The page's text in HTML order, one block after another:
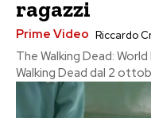
ragazzi
Prime Video Riccardo
The Walking Dead:
Walking Dead dal 2